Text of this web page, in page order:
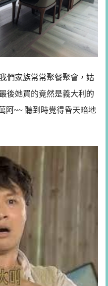
們家族常常聚餐聚會，姑
後她買的竟然是義大利的
阿~~ 聽到時覺得昏天暗地